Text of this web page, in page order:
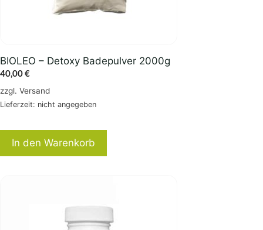
BIOLEO – Detoxy Badepulver 2000g
40,00€
zzgl. Versand
Lieferzeit: nicht angegeben
In den Warenkorb